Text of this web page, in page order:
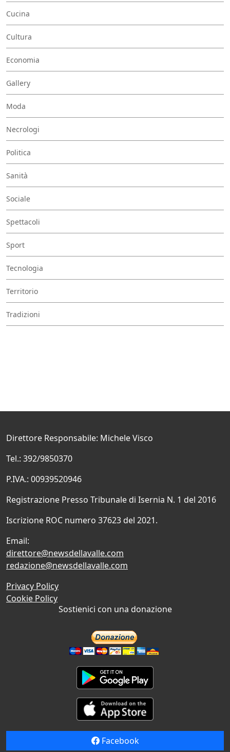
Cucina
Cultura
Economia
Gallery
Moda
Necrologi
Politica
Sanità
Sociale
Spettacoli
Sport
Tecnologia
Territorio
Tradizioni
Direttore Responsabile: Michele Visco
Tel.: 392/9850370
P.IVA.: 00939520946
Registrazione Presso Tribunale di Isernia N. 1 del 2016
Iscrizione ROC numero 37623 del 2021.
Email:
direttore@newsdellavalle.com
redazione@newsdellavalle.com
Privacy Policy
Cookie Policy
Sostienici con una donazione
Facebook